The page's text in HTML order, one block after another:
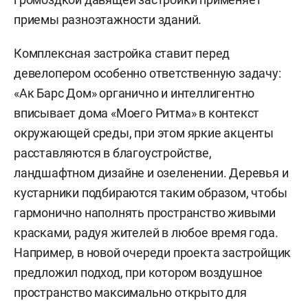
приемы разноэтажности зданий.
Комплексная застройка ставит перед
девелопером особенно ответственную задачу:
«Ак Барс Дом» органично и интеллигентно
вписывает дома «Моего Ритма» в контекст
окружающей среды, при этом яркие акценты
расставляются в благоустройстве,
ландшафтном дизайне и озеленении. Деревья и
кустарники подбираются таким образом, чтобы
гармонично наполнять пространство живыми
красками, радуя жителей в любое время года.
Например, в новой очереди проекта застройщик
предложил подход, при котором воздушное
пространство максимально открыто для